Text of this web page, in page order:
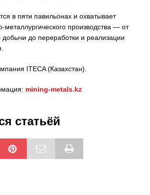
в пяти павильонах и охватывает
металлургического производства — от
добычи до переработки и реализации
ITECA (Казахстан).
mining-metals.kz
статьёй